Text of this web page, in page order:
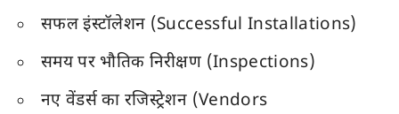
सफल इंस्टॉलेशन (Successful Installations)
समय पर भौतिक निरीक्षण (Inspections)
नए वेंडर्स का रजिस्ट्रेशन (Vendors